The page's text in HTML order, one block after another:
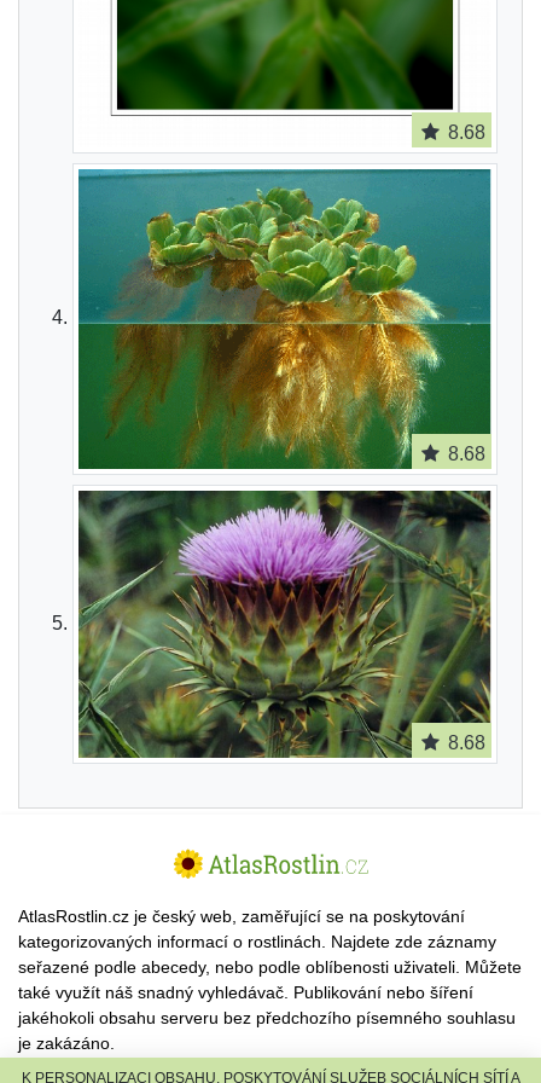
8.68
8.68
8.68
AtlasRostlin.cz je český web, zaměřující se na poskytování
kategorizovaných informací o rostlinách. Najdete zde záznamy
seřazené podle abecedy, nebo podle oblíbenosti uživateli. Můžete
také využít náš snadný vyhledávač. Publikování nebo šíření
jakéhokoli obsahu serveru bez předchozího písemného souhlasu
je zakázáno.
K PERSONALIZACI OBSAHU, POSKYTOVÁNÍ SLUŽEB SOCIÁLNÍCH SÍTÍ A